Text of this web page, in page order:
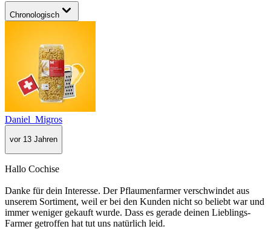
Chronologisch
Daniel_Migros
vor 13 Jahren
Hallo Cochise
Danke für dein Interesse. Der Pflaumenfarmer verschwindet aus
unserem Sortiment, weil er bei den Kunden nicht so beliebt war und
immer weniger gekauft wurde. Dass es gerade deinen Lieblings-
Farmer getroffen hat tut uns natürlich leid.